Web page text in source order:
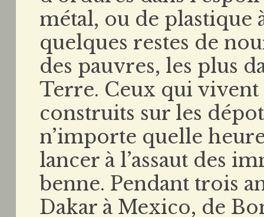
métal, ou de plastique
quelques restes de
des pauvres, les plus
Terre. Ceux qui
construits sur les
n’importe quelle
lancer à l’assaut des
benne. Pendant trois
Dakar à Mexico, de